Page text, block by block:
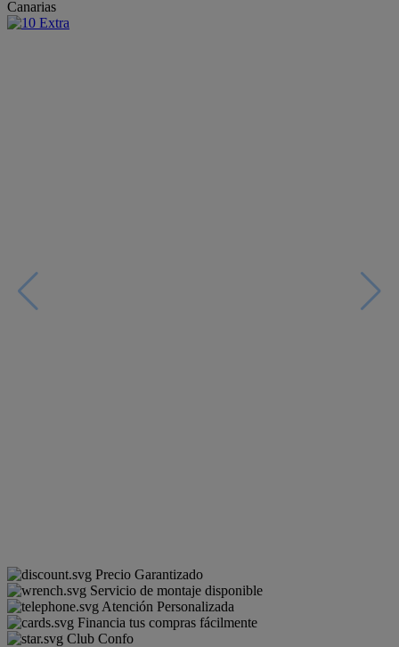
Canarias
Precio Garantizado
Servicio de montaje disponible
Atención Personalizada
Financia tus compras fácilmente
Club Confo